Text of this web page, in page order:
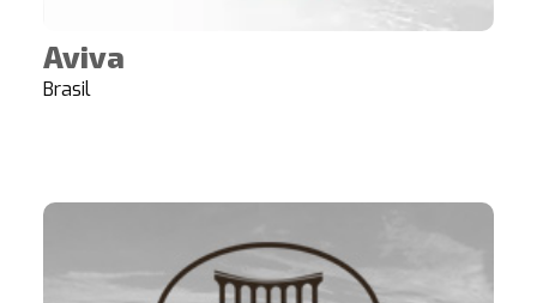
Aviva
Brasil